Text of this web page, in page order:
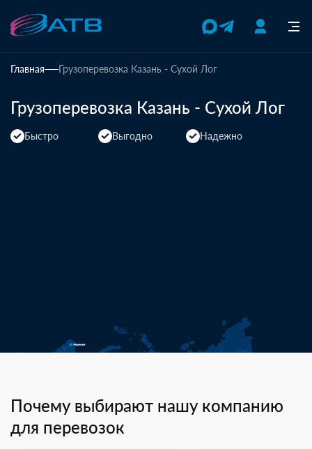
Главная Грузоперевозка Казань - Сухой Лог
Грузоперевозка Казань - Сухой Лог
Быстро Выгодно Надежно
Почему выбирают нашу компанию
для перевозок